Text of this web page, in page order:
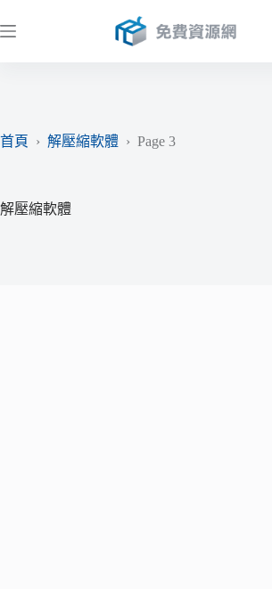
至
首頁
› 解壓縮軟體 › Page 3
解壓縮軟體